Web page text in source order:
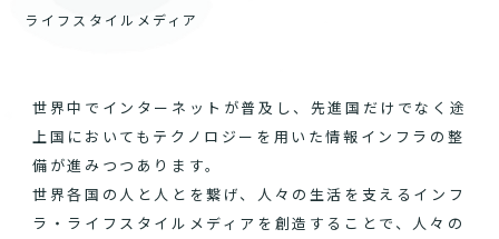
ライフスタイルメディア
世界中でインターネットが普及し、先進国だけでなく途
上国においてもテクノロジーを用いた情報インフラの整
備が進みつつあります。
世界各国の人と人とを繋げ、人々の生活を支えるインフ
ラ・ライフスタイルメディアを創造することで、人々の